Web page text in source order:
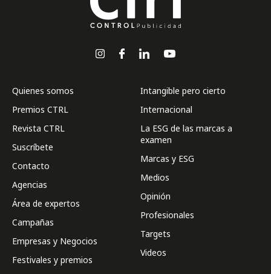
Quienes somos
Premios CTRL
Revista CTRL
Suscríbete
Contacto
Agencias
Área de expertos
Campañas
Empresas y Negocios
Festivales y premios
Intangible pero cierto
Internacional
La ESG de las marcas a
examen
Marcas y ESG
Medios
Opinión
Profesionales
Targets
Videos